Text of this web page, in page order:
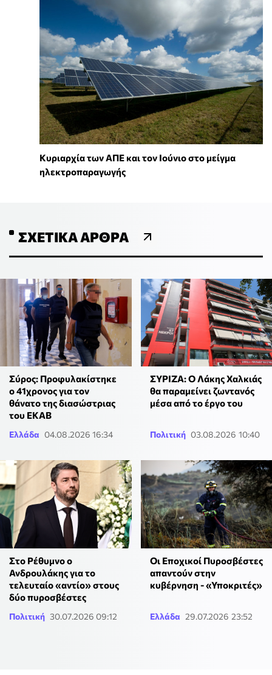
Κυριαρχία των ΑΠΕ και τον Ιούνιο στο μείγμα
ηλεκτροπαραγωγής
ΣΧΕΤΙΚΆ ΆΡΘΡΑ
Σύρος: Προφυλακίστηκε
ο 41χρονος για τον
θάνατο της διασώστριας
του ΕΚΑΒ
Ελλάδα 04.08.2026 16:34
ΣΥΡΙΖΑ: Ο Λάκης Χαλκιάς
θα παραμείνει ζωντανός
μέσα από το έργο του
Πολιτική 03.08.2026 10:40
Στο Ρέθυμνο ο
Ανδρουλάκης για το
τελευταίο «αντίο» στους
δύο πυροσβέστες
Πολιτική 30.07.2026 09:12
Οι Εποχικοί Πυροσβέστες
απαντούν στην
κυβέρνηση - «Υποκριτές»
Ελλάδα 29.07.2026 23:52